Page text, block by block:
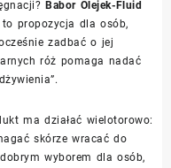
Babor Olejek-Fluid
to propozycja dla osób,
zadbać o jej
róż pomaga nadać
ma działać wielotorowo:
skórze wracać do
wyborem dla osób,